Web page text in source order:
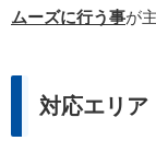
ムーズに行う事が
対応エリア